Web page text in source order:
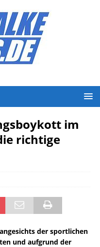
im
richtige
der sportlichen
und aufgrund der